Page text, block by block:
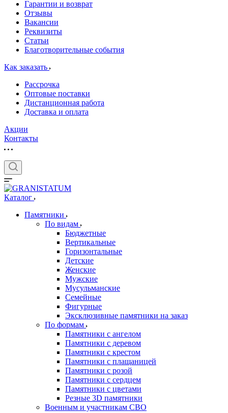
Гарантии и возврат
Отзывы
Вакансии
Реквизиты
Статьи
Благотворительные события
Как заказать
Рассрочка
Оптовые поставки
Дистанционная работа
Доставка и оплата
Акции
Контакты
Каталог
Памятники
По видам
Бюджетные
Вертикальные
Горизонтальные
Детские
Женские
Мужские
Мусульманские
Семейные
Фигурные
Эксклюзивные памятники на заказ
По формам
Памятники с ангелом
Памятники с деревом
Памятники с крестом
Памятники с плащаницей
Памятники с розой
Памятники с сердцем
Памятники с цветами
Резные 3D памятники
Военным и участникам СВО